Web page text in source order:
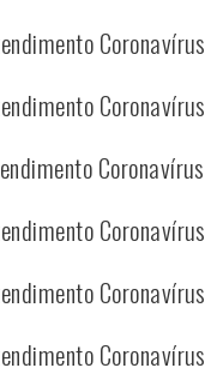
Coronavírus
Coronavírus
Coronavírus
Coronavírus
Coronavírus
Coronavírus